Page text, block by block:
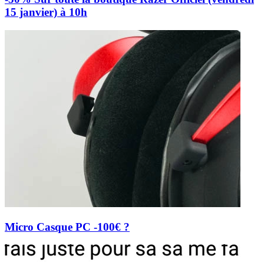
15 janvier) à 10h
Micro Casque PC -100€ ?